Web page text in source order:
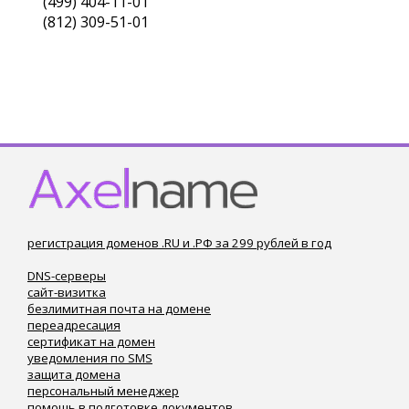
(812) 309-51-01
регистрация доменов .RU и .РФ за 299 рублей в год
DNS-серверы
сайт-визитка
безлимитная почта на домене
переадресация
сертификат на домен
уведомления по SMS
защита домена
персональный менеджер